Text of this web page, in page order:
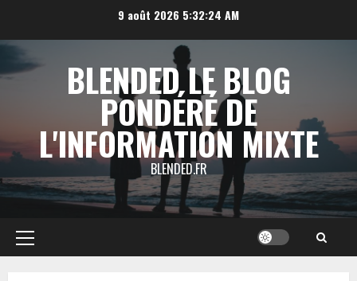
contenu
9 août 2026 5:32:25 AM
BLENDED LE BLOG
PONDÉRÉ DE
L'INFORMATION MIXTE
BLENDED.FR
Menu
principal